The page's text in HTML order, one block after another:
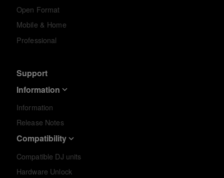
Open Format
Mobile & Home
Professional
Support
Information
Information
Release Notes
Compatibility
Compatible DJ units
Hardware Unlock